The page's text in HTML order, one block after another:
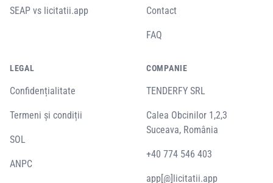
SEAP vs licitatii.app Contact
FAQ
LEGAL
Confidențialitate
Termeni și condiții
SOL
ANPC
COMPANIE
TENDERFY SRL
Calea Obcinilor 1,2,3
Suceava, România
+40 774 546 403
app[@]licitatii.app